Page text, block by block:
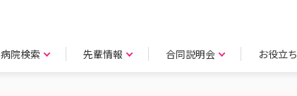
病院検索 先輩情報 合同説明会 お役立ち